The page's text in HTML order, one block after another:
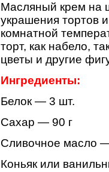
Масляный крем на
украшения тортов
комнатной
торт, как набело,
цветы и другие
Ингредиенты:
Белок — 3 шт.
Сахар — 90 г
Сливочное масло
Коньяк или